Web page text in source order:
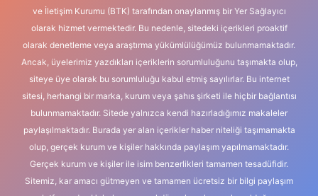
ve İletişim Kurumu (BTK) tarafından onaylanmış bir Yer Sağlayıcı
olarak hizmet vermektedir. Bu nedenle, sitedeki içerikleri proaktif
olarak denetleme veya araştırma yükümlülüğümüz bulunmamaktadır.
Ancak, üyelerimiz yazdıkları içeriklerin sorumluluğunu taşımakta olup,
siteye üye olarak bu sorumluluğu kabul etmiş sayılırlar. Bu internet
sitesi, herhangi bir marka, kurum veya şahıs şirketi ile hiçbir bağlantısı
bulunmamaktadır. Sitede yalnızca kendi hazırladığımız makaleler
paylaşılmaktadır. Burada yer alan içerikler haber niteliği taşımamakta
olup, gerçek kurum ve kişiler hakkında paylaşım yapılmamaktadır.
Gerçek kurum ve kişiler ile isim benzerlikleri tamamen tesadüfidir.
Sitemiz, kar amacı gütmeyen ve tamamen ücretsiz bir bilgi paylaşım